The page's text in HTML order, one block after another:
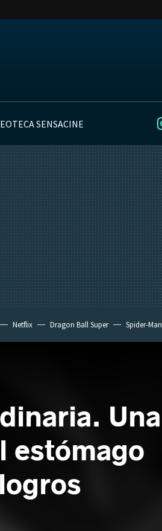
SENSACINE
Netflix Dragon Ball Super Spider-Man
Una
estómago